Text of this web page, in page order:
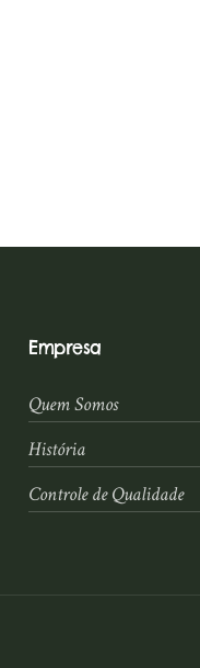
Empresa
Quem Somos
História
Controle de Qualidade